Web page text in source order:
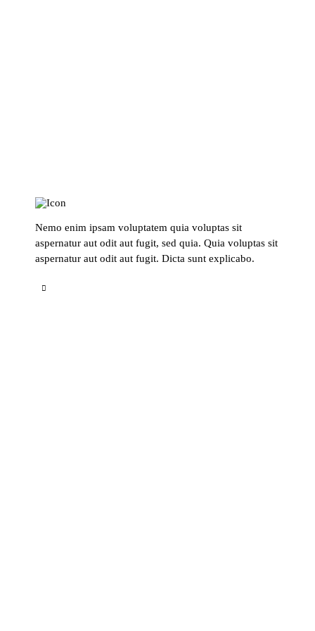
Nemo enim ipsam voluptatem quia voluptas sit
aspernatur aut odit aut fugit, sed quia. Quia voluptas sit
aspernatur aut odit aut fugit. Dicta sunt explicabo.